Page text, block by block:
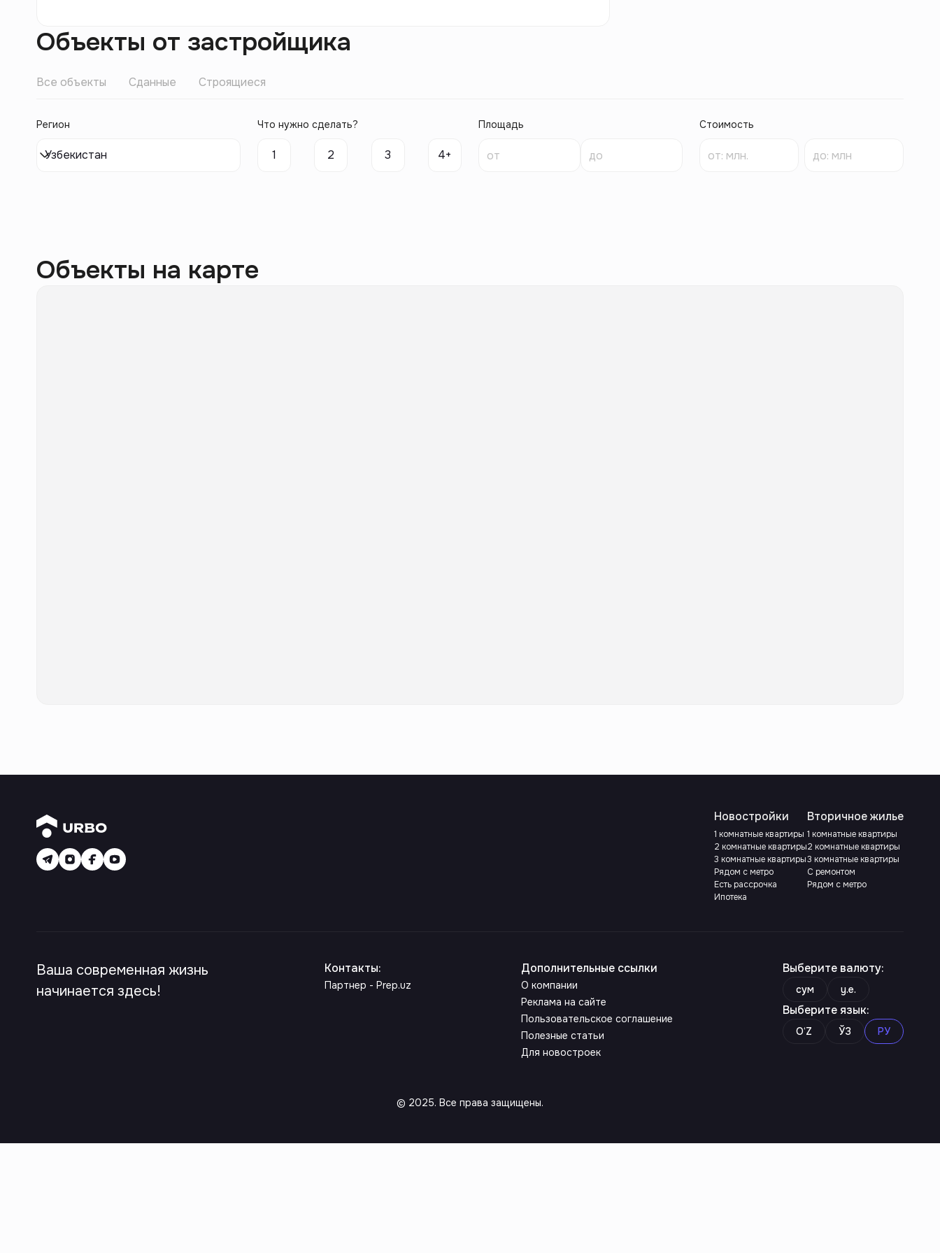
Объекты от застройщика
Все объекты Сданные Строящиеся
Регион
Узбекистан
Что нужно сделать?
1 2 3 4+
Площадь Стоимость
Объекты на карте
Новостройки
1 комнатные квартиры
2 комнатные квартиры
3 комнатные квартиры
Рядом с метро
Есть рассрочка
Ипотека
Вторичное жилье
1 комнатные квартиры
2 комнатные квартиры
3 комнатные квартиры
С ремонтом
Рядом с метро
Ваша современная жизнь
начинается здесь!
Контакты:
Партнер - Prep.uz
Дополнительные ссылки
О компании
Реклама на сайте
Пользовательское соглашение
Полезные статьи
Для новостроек
Выберите валюту:
сум y.e.
Выберите язык:
O‘Z ЎЗ РУ
© 2025. Все права защищены.